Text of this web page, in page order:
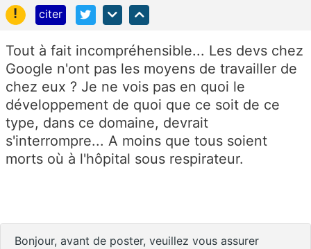
!
citer
Tout à fait incompréhensible... Les devs chez
Google n'ont pas les moyens de travailler de
chez eux ? Je ne vois pas en quoi le
développement de quoi que ce soit de ce
type, dans ce domaine, devrait
s'interrompre... A moins que tous soient
morts où à l'hôpital sous respirateur.
Bonjour, avant de poster, veuillez vous assurer